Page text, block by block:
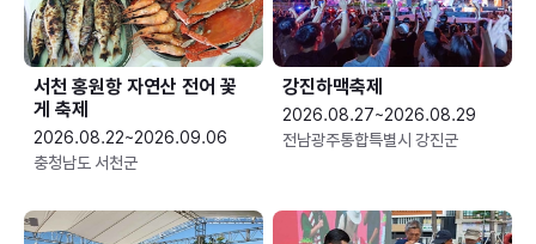
서천 홍원항 자연산 전어 꽃
게 축제
2026.08.22~2026.09.06
충청남도 서천군
강진하맥축제
2026.08.27~2026.08.29
전남광주통합특별시 강진군